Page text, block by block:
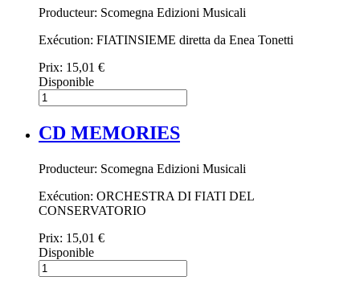
Producteur: Scomegna Edizioni Musicali
Exécution: FIATINSIEME diretta da Enea Tonetti
Prix: 15,01 €
Disponible
CD MEMORIES
Producteur: Scomegna Edizioni Musicali
Exécution: ORCHESTRA DI FIATI DEL
CONSERVATORIO
Prix: 15,01 €
Disponible